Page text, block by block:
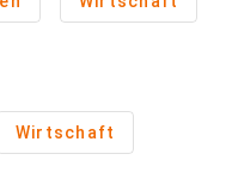
Wirtschaft